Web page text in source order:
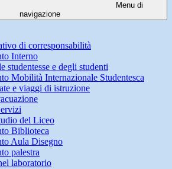
Menu di
navigazione
di corresponsabilità
Interno
studentesse e degli studenti
Mobilità Internazionale Studentesca
e viaggi di istruzione
del Liceo
Biblioteca
Aula Disegno
palestra
laboratorio